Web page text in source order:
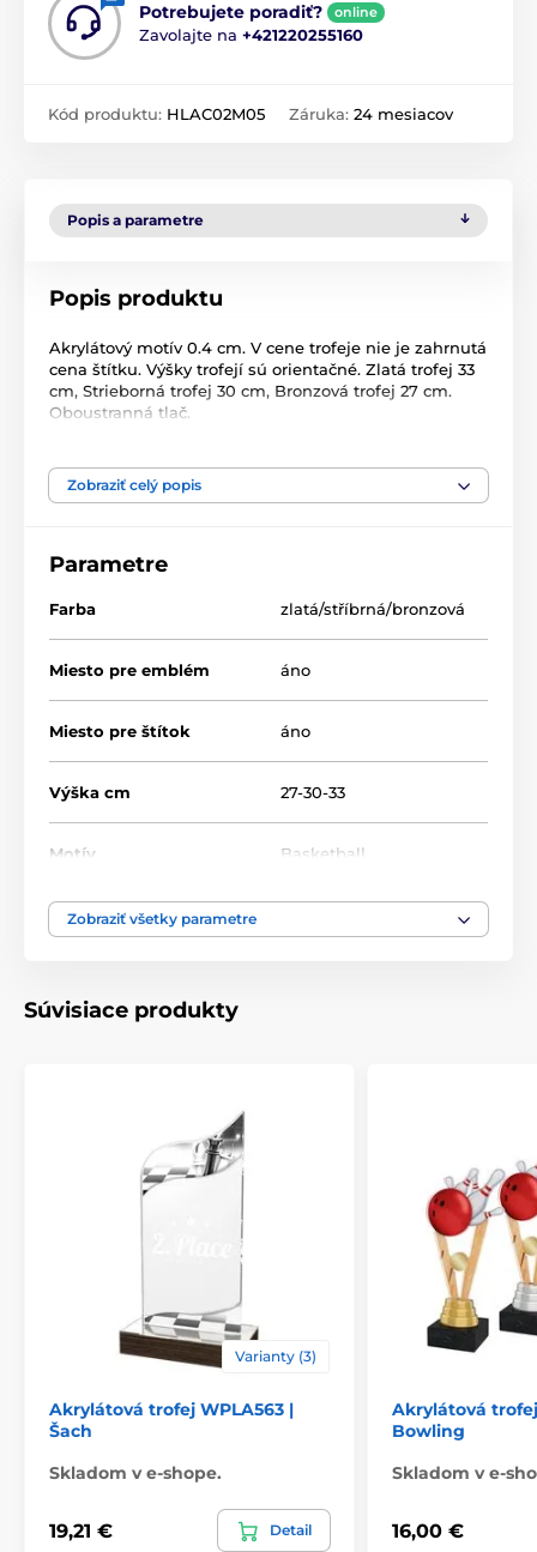
Potrebujete poradiť? online
Zavolajte na +421220255160
Kód produktu: HLAC02M05 Záruka: 24 mesiacov
Popis a parametre
Popis produktu
Akrylátový motív 0.4 cm. V cene trofeje nie je zahrnutá
cena štítku. Výšky trofejí sú orientačné. Zlatá trofej 33
cm, Strieborná trofej 30 cm, Bronzová trofej 27 cm.
Oboustranná tlač.
Produkt je zaradený v kategóriách
Zobraziť celý popis
Parametre
Farba zlatá/stříbrná/bronzová
Miesto pre emblém áno
Miesto pre štítok áno
Výška cm 27-30-33
Motív Basketball
Typ ocenenia
Zobraziť všetky parametre
Súvisiace produkty
Varianty (3)
Akrylátová trofej WPLA563 |
Šach
Skladom v e-shope.
19,21 € Detail
Akrylátová
Bowling
Skladom v e-
16,00 €